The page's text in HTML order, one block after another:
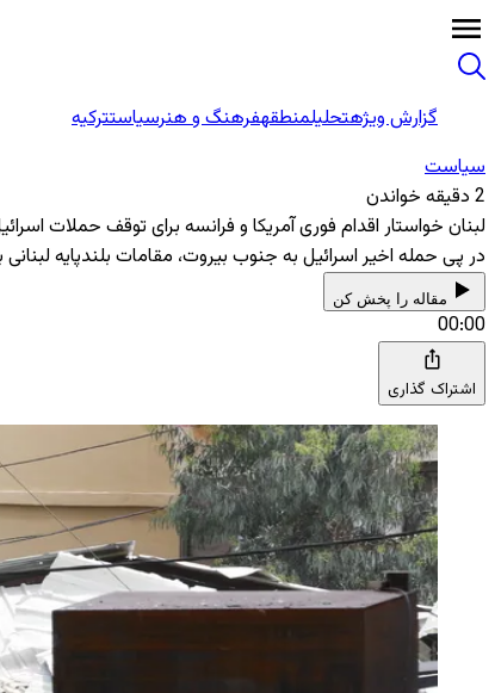
گزارش ویژهتحلیلمنطقهفرهنگ و هنرسیاستترکیه
سیاست
2 دقیقه خواندن
لبنان خواستار اقدام فوری آمریکا و فرانسه برای توقف حملات
در پی حمله اخیر اسرائیل به جنوب بیروت، مقامات بلندپایه
مقاله را پخش کن
00:00
اشتراک گذاری